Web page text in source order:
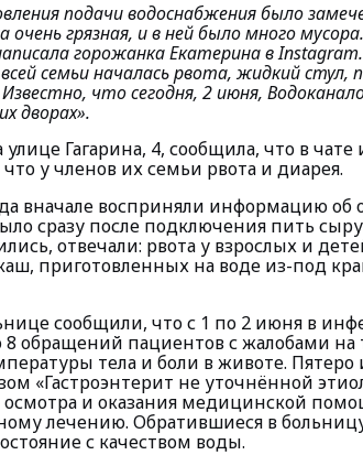
подачи водоснабжения было
грязная, и в ней было много
горожанка Екатерина в Instagram.
всей семьи началась рвота, жидкий стул,
что сегодня, 2 июня,
дворах».
Гагарина, 4, сообщила, что в чате
у членов их семьи рвота и диарея.
вначале восприняли информацию об
сразу после подключения пить
отвечали: рвота у взрослых и
приготовленных на воде из-под
сообщили, что с 1 по 2 июня в
8 обращений пациентов с жалобами на
тела и боли в животе. Пятеро
«Гастроэнтерит не уточнённой
и оказания медицинской
лечению. Обратившиеся в
с качеством воды.